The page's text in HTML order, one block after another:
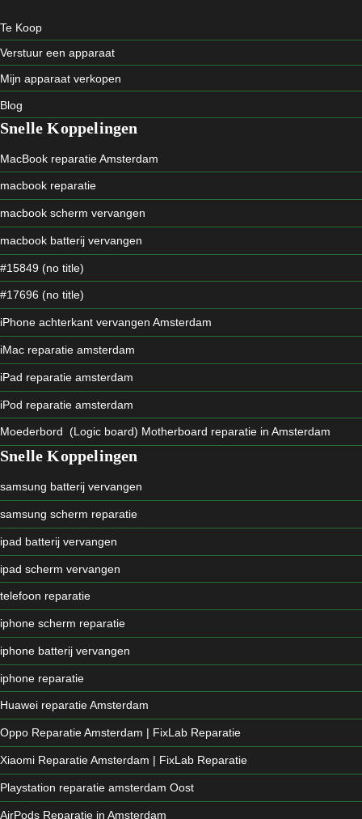
Te Koop
Verstuur een apparaat
Mijn apparaat verkopen
Blog
Snelle Koppelingen
MacBook reparatie Amsterdam
macbook reparatie
macbook scherm vervangen
macbook batterij vervangen
#15849 (no title)
#17696 (no title)
iPhone achterkant vervangen Amsterdam
iMac reparatie amsterdam
iPad reparatie amsterdam
iPod reparatie amsterdam
Moederbord (Logic board) Motherboard reparatie in Amsterdam
Snelle Koppelingen
samsung batterij vervangen
samsung scherm reparatie
ipad batterij vervangen
ipad scherm vervangen
telefoon reparatie
iphone scherm reparatie
iphone batterij vervangen
iphone reparatie
Huawei reparatie Amsterdam
Oppo Reparatie Amsterdam | FixLab Reparatie
Xiaomi Reparatie Amsterdam | FixLab Reparatie
Playstation reparatie amsterdam Oost
AirPods Reparatie in Amsterdam